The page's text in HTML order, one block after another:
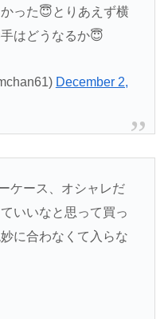
った😇とりあえず横
はどうなるか😇
December 2,
ケース、オシャレだ
いいなと思って買っ
に合わなくて入らな